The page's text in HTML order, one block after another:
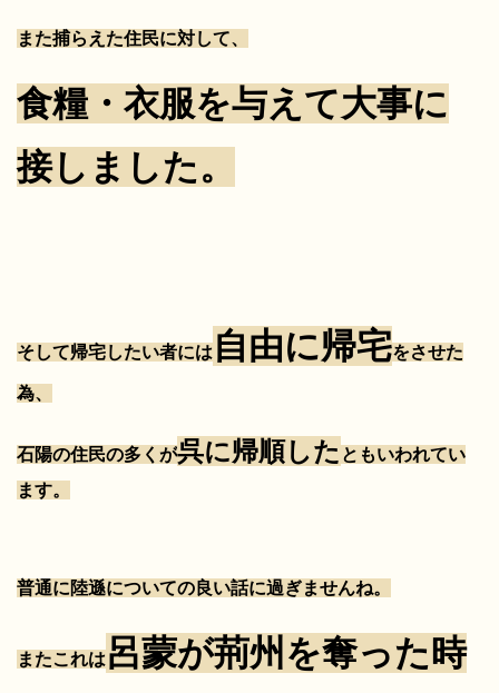
また捕らえた住民に対して、
食糧・衣服を与えて大事に
接しました。
そして帰宅したい者には 自由に帰宅をさせた
為、
石陽の住民の多くが呉に帰順した ともいわれてい
ます。
普通に陸遜についての良い話に過ぎませんね。
またこれは 呂蒙が荊州を奪った時